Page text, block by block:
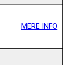
MERE INFO